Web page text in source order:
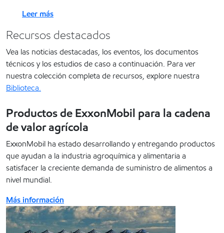
Leer más
Recursos destacados
Vea las noticias destacadas, los eventos, los documentos
técnicos y los estudios de caso a continuación. Para ver
nuestra colección completa de recursos, explore nuestra
Biblioteca.
Productos de ExxonMobil para la cadena
de valor agrícola
ExxonMobil ha estado desarrollando y entregando productos
que ayudan a la industria agroquímica y alimentaria a
satisfacer la creciente demanda de suministro de alimentos a
nivel mundial.
Más información